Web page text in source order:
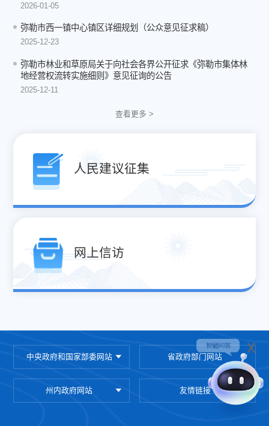
2026-01-05
弥勒市西一镇中心镇区详细规划（公众意见征求稿）
2025-12-23
弥勒市林业和草原局关于向社会各界公开征求《弥勒市集体林
地经营权流转实施细则》意见征询的公告
2025-12-11
查看更多 >
人民建议征集
网上信访
中央政府和国家部委网站 省政府部门网站
州内政府网站 友情链接
x